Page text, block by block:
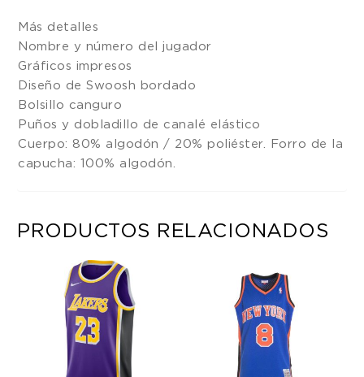
Más detalles
Nombre y número del jugador
Gráficos impresos
Diseño de Swoosh bordado
Bolsillo canguro
Puños y dobladillo de canalé elástico
Cuerpo: 80% algodón / 20% poliéster. Forro de la
capucha: 100% algodón.
PRODUCTOS RELACIONADOS